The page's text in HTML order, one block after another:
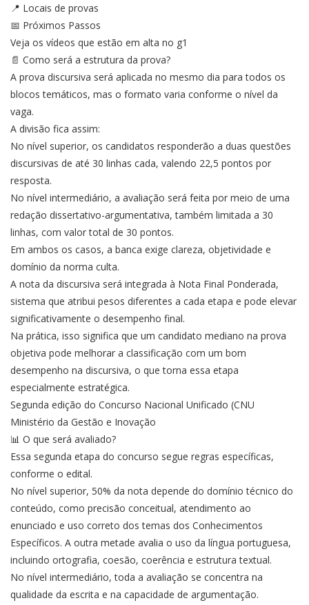
📍 Locais de provas
📅 Próximos Passos
Veja os vídeos que estão em alta no g1
📄 Como será a estrutura da prova?
A prova discursiva será aplicada no mesmo dia para todos os
blocos temáticos, mas o formato varia conforme o nível da
vaga.
A divisão fica assim:
No nível superior, os candidatos responderão a duas questões
discursivas de até 30 linhas cada, valendo 22,5 pontos por
resposta.
No nível intermediário, a avaliação será feita por meio de uma
redação dissertativo-argumentativa, também limitada a 30
linhas, com valor total de 30 pontos.
Em ambos os casos, a banca exige clareza, objetividade e
domínio da norma culta.
A nota da discursiva será integrada à Nota Final Ponderada,
sistema que atribui pesos diferentes a cada etapa e pode elevar
significativamente o desempenho final.
Na prática, isso significa que um candidato mediano na prova
objetiva pode melhorar a classificação com um bom
desempenho na discursiva, o que torna essa etapa
especialmente estratégica.
Segunda edição do Concurso Nacional Unificado (CNU
Ministério da Gestão e Inovação
📊 O que será avaliado?
Essa segunda etapa do concurso segue regras específicas,
conforme o edital.
No nível superior, 50% da nota depende do domínio técnico do
conteúdo, como precisão conceitual, atendimento ao
enunciado e uso correto dos temas dos Conhecimentos
Específicos. A outra metade avalia o uso da língua portuguesa,
incluindo ortografia, coesão, coerência e estrutura textual.
No nível intermediário, toda a avaliação se concentra na
qualidade da escrita e na capacidade de argumentação.